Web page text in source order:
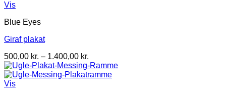
Vis
Blue Eyes
Giraf plakat
500,00 kr. – 1.400,00 kr.
500,00 kr.
til
Vis